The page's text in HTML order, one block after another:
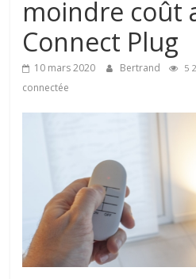
moindre coût
Connect Plug
10 mars 2020 Bertrand 5
connectée